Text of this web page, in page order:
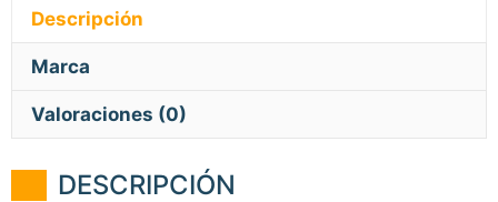
Descripción
Marca
Valoraciones (0)
DESCRIPCIÓN